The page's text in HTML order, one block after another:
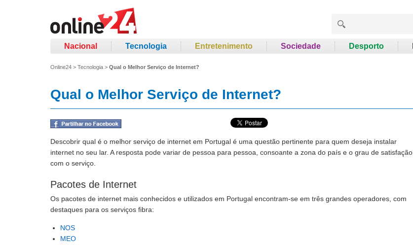
Nacional Tecnologia Entretenimento Sociedade Desporto
Online24 > Tecnologia > Qual o Melhor Serviço de Internet?
Qual o Melhor Serviço de Internet?
Descobrir qual é o melhor serviço de internet em Portugal é uma questão pertinente para quem deseja instalar
internet no seu lar. A resposta pode variar de pessoa para pessoa, consoante a zona do país e o grau de satisfação
com o serviço.
Pacotes de Internet
Os pacotes de internet mais conhecidos e utilizados em Portugal encontram-se em três grandes operadores, com
destaques para os serviços fibra:
NOS
MEO